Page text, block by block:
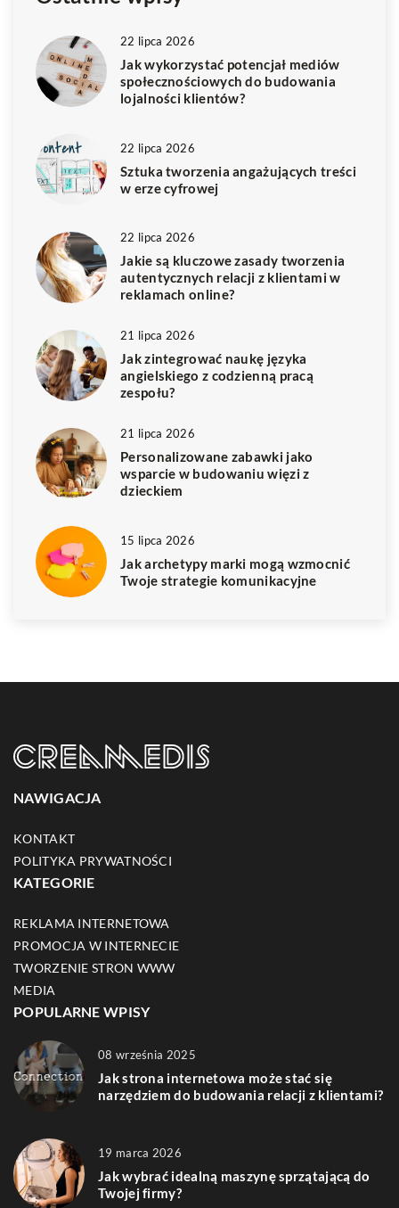
22 lipca 2026
Jak wykorzystać potencjał mediów
społecznościowych do budowania
lojalności klientów?
22 lipca 2026
Sztuka tworzenia angażujących treści
w erze cyfrowej
22 lipca 2026
Jakie są kluczowe zasady tworzenia
autentycznych relacji z klientami w
reklamach online?
21 lipca 2026
Jak zintegrować naukę języka
angielskiego z codzienną pracą
zespołu?
21 lipca 2026
Personalizowane zabawki jako
wsparcie w budowaniu więzi z
dzieckiem
15 lipca 2026
Jak archetypy marki mogą wzmocnić
Twoje strategie komunikacyjne
NAWIGACJA
KONTAKT
POLITYKA PRYWATNOŚCI
KATEGORIE
REKLAMA INTERNETOWA
PROMOCJA W INTERNECIE
TWORZENIE STRON WWW
MEDIA
POPULARNE WPISY
08 września 2025
Jak strona internetowa może stać się
narzędziem do budowania relacji z klientami?
19 marca 2026
Jak wybrać idealną maszynę sprzątającą do
Twojej firmy?